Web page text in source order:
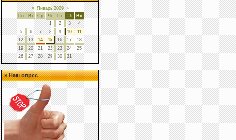
« Январь 2009 »
Пн
Вт Ср Чт Пт Сб
Вс
1
2 3
4
5
6 7 8 9 10
11
12
13 14 15 16 17
18
19
20 21 22 23 24
25
26
27 28 29 30 31
» Наш опрос